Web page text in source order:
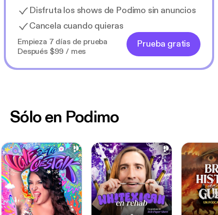
Disfruta los shows de Podimo sin anuncios
Cancela cuando quieras
Empieza 7 días de prueba
Después $99 / mes
Prueba gratis
Sólo en Podimo